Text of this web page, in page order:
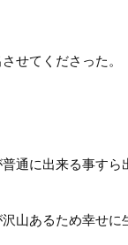
せてくださった。
通に出来る事すら
山あるため幸せに